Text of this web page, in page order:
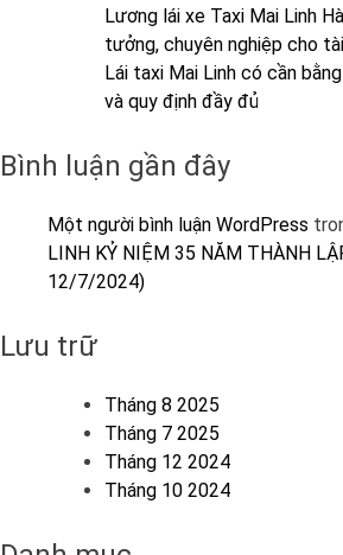
Lương lái xe Taxi Mai Linh
tưởng, chuyên nghiệp cho
Lái taxi Mai Linh có cần
và quy định đầy đủ
Bình luận gần đây
Một người bình luận WordPress
LINH KỶ NIỆM 35 NĂM THÀNH
12/7/2024)
Lưu trữ
Tháng 8 2025
Tháng 7 2025
Tháng 12 2024
Tháng 10 2024